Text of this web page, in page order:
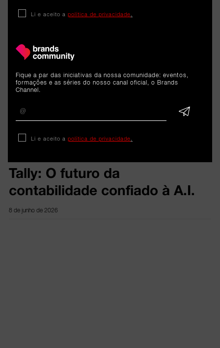
ARTIGOS
RELACIONADOS
Tally: O futuro da
contabilidade confiado à A.I.
8 de junho de 2026
Li e aceito a política de privacidade
Fique a par das iniciativas da nossa comunidade: eventos,
formações e as séries do nosso canal oficial, o Brands
Channel.
Li e aceito a política de privacidade